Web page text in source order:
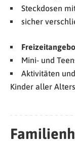
Steckdosen
sicher
Mini- und
Aktivitäten
Kinder aller